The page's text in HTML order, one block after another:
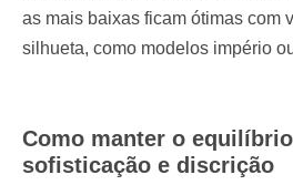
as mais baixas ficam ótimas com
silhueta, como modelos império
Como manter o
sofisticação e discrição